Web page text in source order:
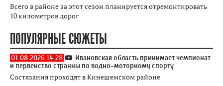
Всего в районе за этот сезон планируется отремонтировать
10 километров дорог
ПОПУЛЯРНЫЕ СЮЖЕТЫ
01.08.2026 14:28
Ивановская область принимает чемпионат
и первенство странны по водно-моторному спорту
Состязания проходят в Кинешемском районе